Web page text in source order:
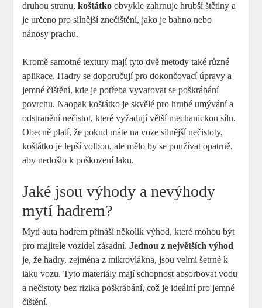
druhou stranu,koštátko obvykle zahrnuje hrubší štětiny a
je určeno pro silnější znečištění, jako je bahno nebo
nánosy prachu.
Kromě samotné textury mají tyto dvě metody také různé
aplikace. Hadry se doporučují pro dokončovací úpravy a
jemné čištění, kde je potřeba vyvarovat se poškrábání
povrchu. Naopak koštátko je skvělé pro hrubé umývání a
odstranění nečistot, které vyžadují větší mechanickou sílu.
Obecně platí, že pokud máte na voze silnější nečistoty,
koštátko je lepší volbou, ale mělo by se používat opatrně,
aby nedošlo k poškození laku.
Jaké jsou výhody a nevýhody
mytí hadrem?
Mytí auta hadrem přináší několik výhod, které mohou být
pro majitele vozidel zásadní.Jednou z největších výhod
je, že hadry, zejména z mikrovlákna, jsou velmi šetrné k
laku vozu. Tyto materiály mají schopnost absorbovat vodu
a nečistoty bez rizika poškrábání, což je ideální pro jemné
čištění.